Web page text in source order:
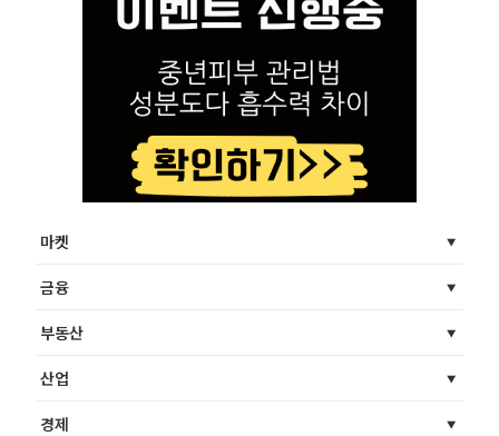
마켓
금융
부동산
산업
경제